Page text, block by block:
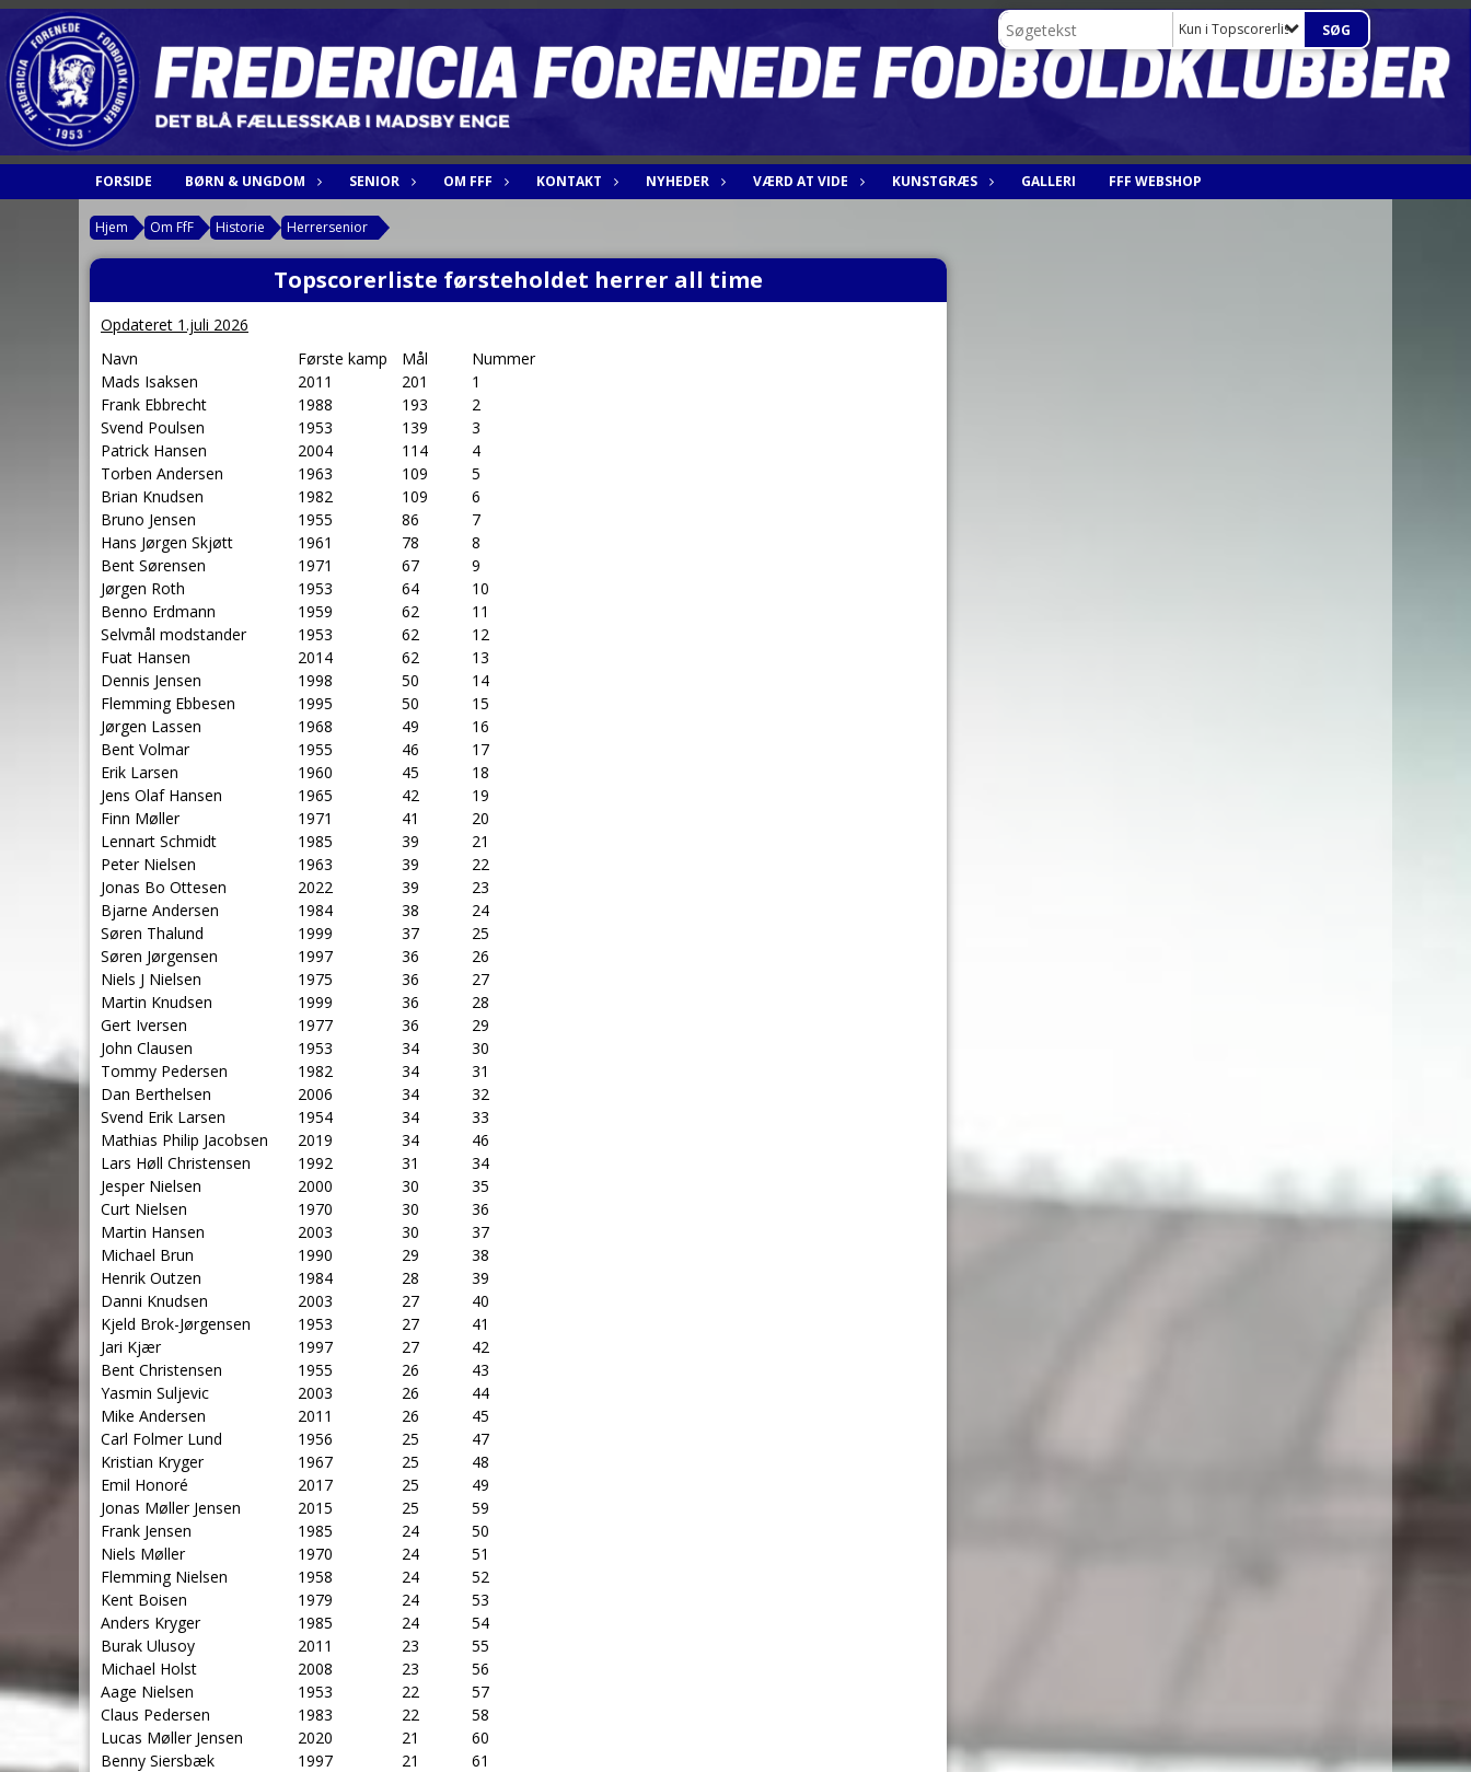
Kun i Topscorerliste førsteholdet herrer all
FORSIDE BØRN & UNGDOM SENIOR OM FFF KONTAKT NYHEDER VÆRD AT VIDE KUNSTGRÆS GALLERI FFF WEBSHOP
Hjem Om FfF Historie Herrersenior
Topscorerliste førsteholdet herrer all time
Opdateret 1.juli 2026
Navn
Første kamp Mål
Nummer
Mads Isaksen
2011 201
1
Frank Ebbrecht
1988 193
2
Svend Poulsen
1953 139
3
Patrick Hansen
2004 114
4
Torben Andersen
1963 109
5
Brian Knudsen
1982 109
6
Bruno Jensen
1955 86
7
Hans Jørgen Skjøtt
1961 78
8
Bent Sørensen
1971 67
9
Jørgen Roth
1953 64
10
Benno Erdmann
1959 62
11
Selvmål modstander
1953 62
12
Fuat Hansen
2014 62
13
Dennis Jensen
1998 50
14
Flemming Ebbesen
1995 50
15
Jørgen Lassen
1968 49
16
Bent Volmar
1955 46
17
Erik Larsen
1960 45
18
Jens Olaf Hansen
1965 42
19
Finn Møller
1971 41
20
Lennart Schmidt
1985 39
21
Peter Nielsen
1963 39
22
Jonas Bo Ottesen
2022 39
23
Bjarne Andersen
1984 38
24
Søren Thalund
1999 37
25
Søren Jørgensen
1997 36
26
Niels J Nielsen
1975 36
27
Martin Knudsen
1999 36
28
Gert Iversen
1977 36
29
John Clausen
1953 34
30
Tommy Pedersen
1982 34
31
Dan Berthelsen
2006 34
32
Svend Erik Larsen
1954 34
33
Mathias Philip Jacobsen
2019 34
46
Lars Høll Christensen
1992 31
34
Jesper Nielsen
2000 30
35
Curt Nielsen
1970 30
36
Martin Hansen
2003 30
37
Michael Brun
1990 29
38
Henrik Outzen
1984 28
39
Danni Knudsen
2003 27
40
Kjeld Brok-Jørgensen
1953 27
41
Jari Kjær
1997 27
42
Bent Christensen
1955 26
43
Yasmin Suljevic
2003 26
44
Mike Andersen
2011 26
45
Carl Folmer Lund
1956 25
47
Kristian Kryger
1967 25
48
Emil Honoré
2017 25
49
Jonas Møller Jensen
2015 25
59
Frank Jensen
1985 24
50
Niels Møller
1970 24
51
Flemming Nielsen
1958 24
52
Kent Boisen
1979 24
53
Anders Kryger
1985 24
54
Burak Ulusoy
2011 23
55
Michael Holst
2008 23
56
Aage Nielsen
1953 22
57
Claus Pedersen
1983 22
58
Lucas Møller Jensen
2020 21
60
Benny Siersbæk
1997 21
61